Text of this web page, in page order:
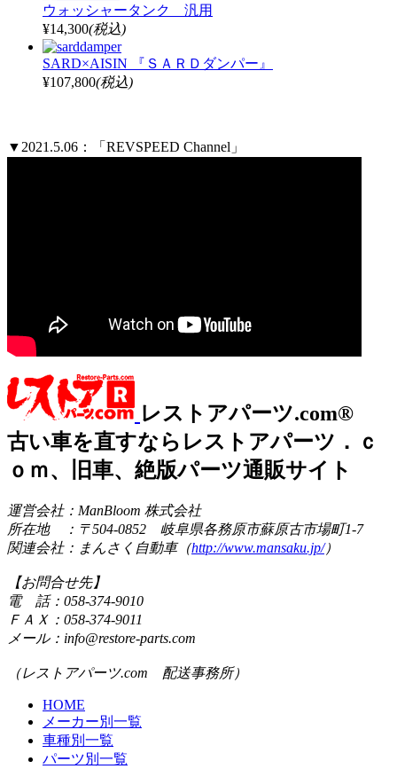
ウォッシャータンク 汎用
¥14,300(税込)
SARD×AISIN 『ＳＡＲＤダンパー』
¥107,800(税込)
▼2021.5.06：「REVSPEED Channel」
レストアパーツ.com®
古い車を直すならレストアパーツ．ｃ
ｏｍ、旧車、絶版パーツ通販サイト
運営会社：ManBloom 株式会社
所在地 ：〒504-0852 岐阜県各務原市蘇原古市場町1-7
関連会社：まんさく自動車（http://www.mansaku.jp/）
【お問合せ先】
電 話：058-374-9010
ＦＡＸ：058-374-9011
メール：info@restore-parts.com
（レストアパーツ.com 配送事務所）
HOME
メーカー別一覧
車種別一覧
パーツ別一覧